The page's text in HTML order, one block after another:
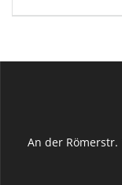
An der Römerstr.